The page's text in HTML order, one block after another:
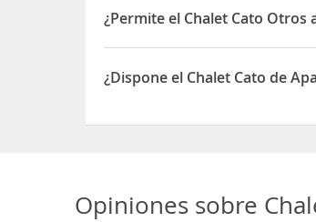
¿Permite el Chalet Cato Otros
Sí, el Chalet Cato permite Otros
¿Dispone el Chalet Cato de
Opiniones sobre